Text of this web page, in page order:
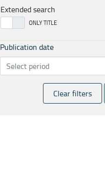
Extended search
Publication date
Clear filters